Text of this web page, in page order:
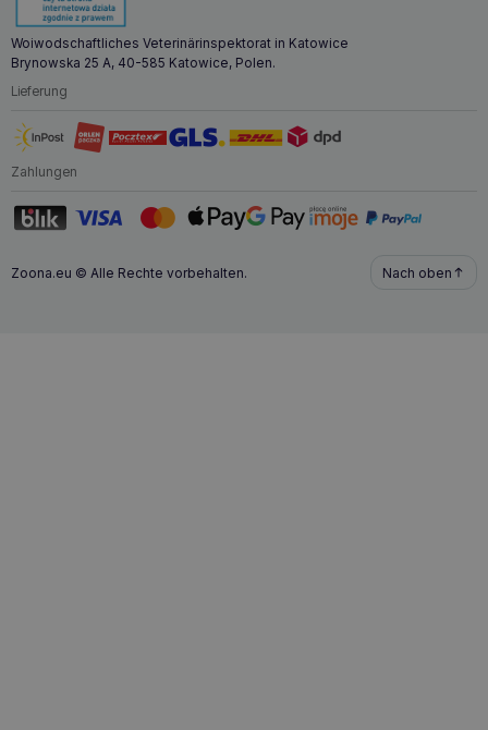
Woiwodschaftliches Veterinärinspektorat in Katowice
Brynowska 25 A, 40-585 Katowice, Polen.
Lieferung
Zahlungen
Zoona.eu © Alle Rechte vorbehalten. Nach oben